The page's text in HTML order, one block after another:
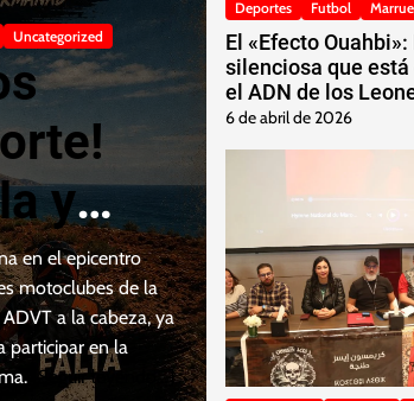
Uncategorized
y
en el epicentro
motoclubes de la
a la cabeza, ya
participar en la
[Seguir leyendo…]
Deportes Futbol
El «Efecto
silenciosa que
el ADN de los
6 de abril de 2026